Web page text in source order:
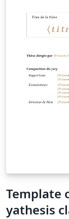
Template
yathesis